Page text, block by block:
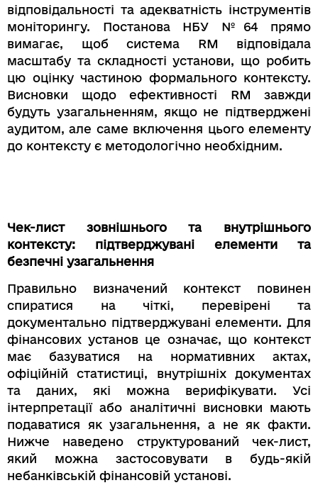
відповідальності та адекватність інструментів
моніторингу. Постанова НБУ №64 прямо
вимагає, щоб система RM відповідала
масштабу та складності установи, що робить
цю оцінку частиною формального контексту.
Висновки щодо ефективності RM завжди
будуть узагальненням, якщо не підтверджені
аудитом, але саме включення цього елементу
до контексту є методологічно необхідним.
Чек-лист зовнішнього та внутрішнього
контексту: підтверджувані елементи та
безпечні узагальнення
Правильно визначений контекст повинен
спиратися на чіткі, перевірені та
документально підтверджувані елементи. Для
фінансових установ це означає, що контекст
має базуватися на нормативних актах,
офіційній статистиці, внутрішніх документах
та даних, які можна верифікувати. Усі
інтерпретації або аналітичні висновки мають
подаватися як узагальнення, а не як факти.
Нижче наведено структурований чек-лист,
який можна застосовувати в будь-якій
небанківській фінансовій установі.